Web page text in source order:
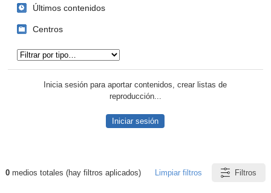
Últimos contenidos
Centros
Inicia sesión para aportar contenidos, crear listas de
reproducción...
Iniciar sesión
Resultados de: iessanisidro
0medios totales (hay filtros aplicados) Limpiar filtros Filtros